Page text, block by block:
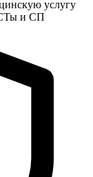
услугу
и СП